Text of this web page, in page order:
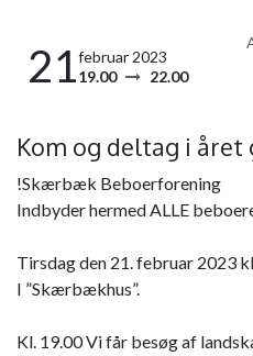
21februar 2023
19.00
22.00
Kom og deltag i
!Skærbæk Beboerforening
Indbyder hermed ALLE
Tirsdag den 21. februar 2023
I ”Skærbækhus”.
Kl. 19.00 Vi får besøg af